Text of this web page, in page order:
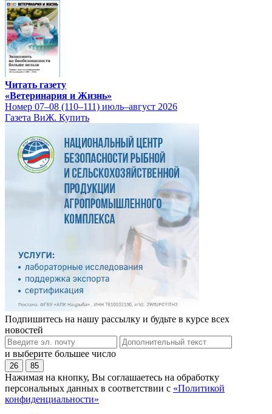
Читать газету
«Ветеринария и Жизнь»
Номер 07–08 (110–111) июль–август 2026
Газета ВиЖ. Купить
Подпишитесь на нашу рассылку и будьте в курсе всех
новостей
и выберите большее число
26 85
Нажимая на кнопку, Вы соглашаетесь на обработку
персональных данных в соответствии с «Политикой
конфиденциальности»